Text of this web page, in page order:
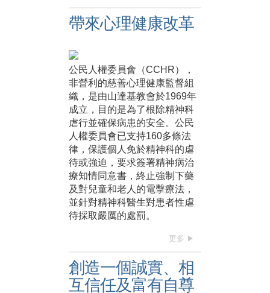
帶來心理健康改革
公民人權委員會（CCHR），
非營利的慈善心理健康監督組
織，是由山達基教會於1969年
成立，目的是為了根除精神科
虐行並確保病患的安全。公民
人權委員會已支持160多條法
律，保護個人免於精神科的虐
待或強迫，要求簽署精神病治
療知情同意書，終止強制下藥
及對兒童和老人的電擊療法，
並針對精神科醫生對患者性虐
待採取嚴厲的處罰。
更多
創造一個誠實、相
互信任及富有自尊